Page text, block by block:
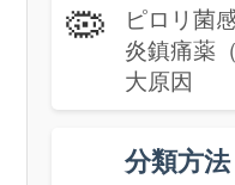
🦠
ピロリ菌
炎鎮痛薬
大原因
分類方法